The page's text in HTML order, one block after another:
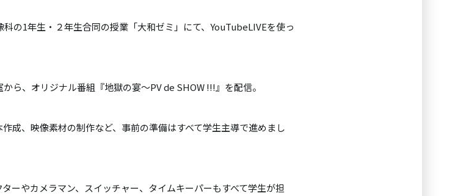
の1年生・２年生合同の授業「大和ゼミ」にて、YouTubeLIVEを使っ
ら、オリジナル番組『地獄の宴～PV de SHOW !!!』を配信。
成、映像素材の制作など、事前の準備はすべて学生主導で進めまし
ーやカメラマン、スイッチャー、タイムキーパーもすべて学生が担